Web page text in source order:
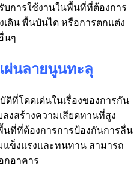
บการใช้งานในพื้นที่ที่ต้องการ
ดิน พื้นบันได หรือการตกแต่ง
นๆ
นลายนูนทะลุ
ที่โดดเด่นในเรื่องของการกัน
งสร้างความเสียดทานที่สูง
นที่ที่ต้องการการป้องกันการลื่น
ข็งแรงและทนทาน สามารถ
กอาคาร